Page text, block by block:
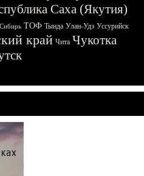
Саха (Якутия)
Сибирь ТОФ Тында Улан-Удэ Уссурийск
край Чита Чукотка